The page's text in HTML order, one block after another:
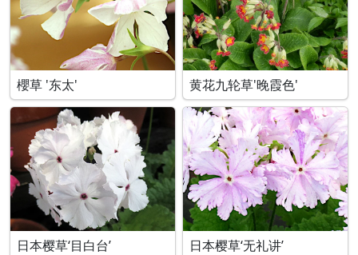
櫻草 '东太' 黄花九轮草'晚霞色'
日本樱草‘目白台’ 日本樱草‘无礼讲’